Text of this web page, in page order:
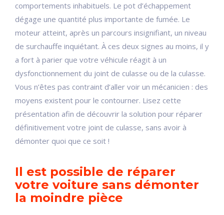
comportements inhabituels. Le pot d’échappement
dégage une quantité plus importante de fumée. Le
moteur atteint, après un parcours insignifiant, un niveau
de surchauffe inquiétant. À ces deux signes au moins, il y
a fort à parier que votre véhicule réagit à un
dysfonctionnement du joint de culasse ou de la culasse.
Vous n’êtes pas contraint d’aller voir un mécanicien : des
moyens existent pour le contourner. Lisez cette
présentation afin de découvrir la solution pour réparer
définitivement votre joint de culasse, sans avoir à
démonter quoi que ce soit !
Il est possible de réparer
votre voiture sans démonter
la moindre pièce